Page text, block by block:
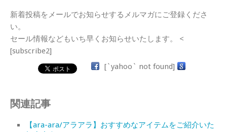
新着投稿をメールでお知らせするメルマガにご登録くださ
い。
セール情報などもいち早くお知らせいたします。 <
[subscribe2]
[`yahoo` not found]
関連記事
【ara-ara/アラアラ】おすすめなアイテムをご紹介いた